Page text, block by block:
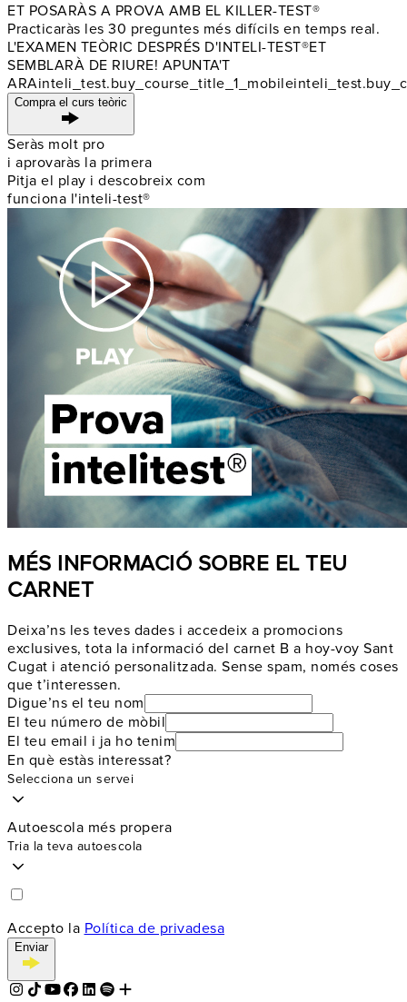
ET POSARÀS A PROVA AMB EL KILLER-TEST®
Practicaràs les 30 preguntes més difícils en temps real.
L'EXAMEN TEÒRIC DESPRÉS D'INTELI-TEST®ET
SEMBLARÀ DE RIURE! APUNTA'T
ARAinteli_test.buy_course_title_1_mobile
Compra el curs teòric
Seràs molt pro
i aprovaràs la primera
Pitja el play i descobreix com
funciona l'inteli-test®
MÉS INFORMACIÓ SOBRE EL TEU
CARNET
Deixa’ns les teves dades i accedeix a promocions
exclusives, tota la informació del carnet B a hoy-voy Sant
Cugat i atenció personalitzada. Sense spam, només coses
que t’interessen.
Digue’ns el teu nom
El teu número de mòbil
El teu email i ja ho tenim
En què estàs interessat?
Selecciona un servei
Autoescola més propera
Tria la teva autoescola
Accepto la Política de privadesa
Enviar